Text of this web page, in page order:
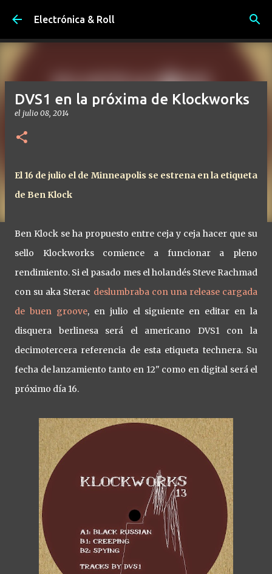
Ir al contenido principal
Electrónica & Roll
DVS1 en la próxima de Klockworks
el julio 08, 2014
El 16 de julio el de Minneapolis se estrena en la etiqueta
de Ben Klock
Ben Klock se ha propuesto entre ceja y ceja hacer que su
sello Klockworks comience a funcionar a pleno
rendimiento. Si el pasado mes el holandés Steve Rachmad
con su aka Sterac deslumbraba con una release cargada
de buen groove, en julio el siguiente en editar en la
disquera berlinesa será el americano DVS1 con la
decimotercera referencia de esta etiqueta technera. Su
fecha de lanzamiento tanto en 12" como en digital será el
próximo día 16.